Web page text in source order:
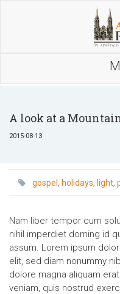
A look at a
2015-08-13
gospel holidays light
Nam liber tempor cum
nihil imperdiet doming id
assum. Lorem ipsum
elit, sed diam nonummy
dolore magna aliquam
veniam, quis nostrud